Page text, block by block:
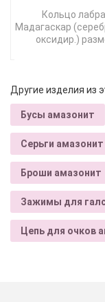
Кольцо
Мадагаскар
оксидир.)
Другие изделия из
Бусы амазонит
Серьги амазонит
Броши амазонит
Зажимы для
Цепь для очков